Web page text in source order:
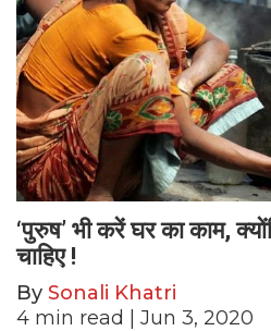
‘पुरुष’ भी करें घर का काम,
चाहिए !
By Sonali Khatri
4 min read | Jun 3, 2020